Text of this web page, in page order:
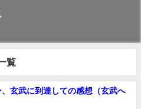
覧
、玄武に到達しての感想（玄武へ